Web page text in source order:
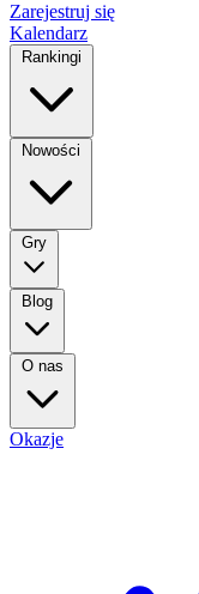
Zarejestruj się
Kalendarz
Rankingi
Nowości
Gry
Blog
O nas
Okazje